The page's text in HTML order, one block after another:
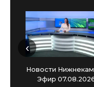
Новости
Эфир
‹